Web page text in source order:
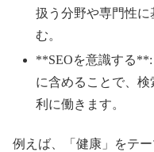
扱う分野や専門性
む。
**SEOを意識する
に含めることで、
利に働きます。
例えば、「健康」をテ